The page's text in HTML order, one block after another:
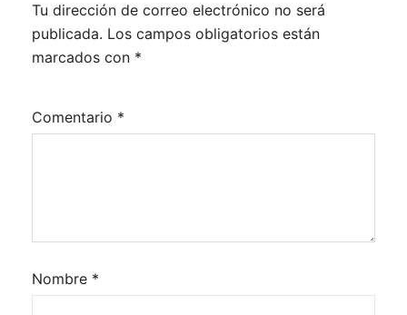
Tu dirección de correo electrónico no será
publicada. Los campos obligatorios están
marcados con *
Comentario *
Nombre *